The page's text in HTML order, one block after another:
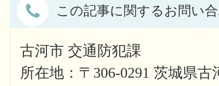
この記事に関するお問い
古河市 交通防犯課
所在地：〒306-0291 茨城県